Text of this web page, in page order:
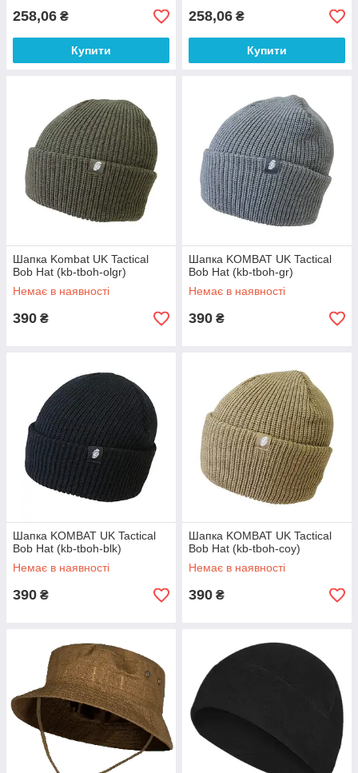
258,06 ₴
Купити
258,06 ₴
Купити
Шапка Kombat UK Tactical
Bob Hat (kb-tboh-olgr)
Немає в наявності
390 ₴
Шапка KOMBAT UK Tactical
Bob Hat (kb-tboh-gr)
Немає в наявності
390 ₴
Шапка KOMBAT UK Tactical
Bob Hat (kb-tboh-blk)
Немає в наявності
390 ₴
Шапка KOMBAT UK Tactical
Bob Hat (kb-tboh-coy)
Немає в наявності
390 ₴